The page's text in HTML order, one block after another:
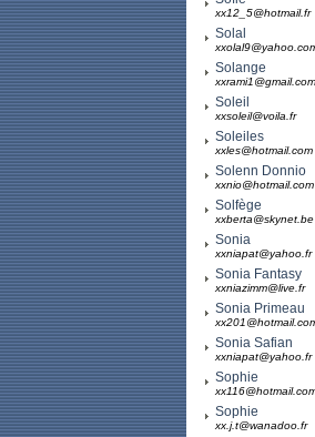
xx12_5@hotmail.fr
Solal
Solange
xxrami1@gmail.com
Soleil
xxsoleil@voila.fr
Soleiles
xxles@hotmail.com
Solenn Donnio
xxnio@hotmail.com
Solfège
xxberta@skynet.be
Sonia
xxniapat@yahoo.fr
Sonia Fantasy
xxniazimm@live.fr
Sonia Primeau
Sonia Safian
xxniapat@yahoo.fr
Sophie
Sophie
xx.j.t@wanadoo.fr